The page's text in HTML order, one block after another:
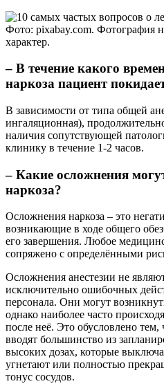
Фото: pixabay.com. Фотография
характер.
– В течение какого
наркоза пациент
В зависимости от типа общей
ингаляционная),
наличия сопутствующей
клинику в течение 1-2 часов.
– Какие осложнения
наркоза?
Осложнения наркоза – это
возникающие в ходе общего
его завершения. Любое
сопряжено с определёнными
Осложнения анестезии не
исключительно ошибочных
персонала. Они могут
однако наиболее часто
после неё. Это обусловлено тем,
вводят большинство из
высоких дозах, которые
угнетают или полностью
тонус сосудов.